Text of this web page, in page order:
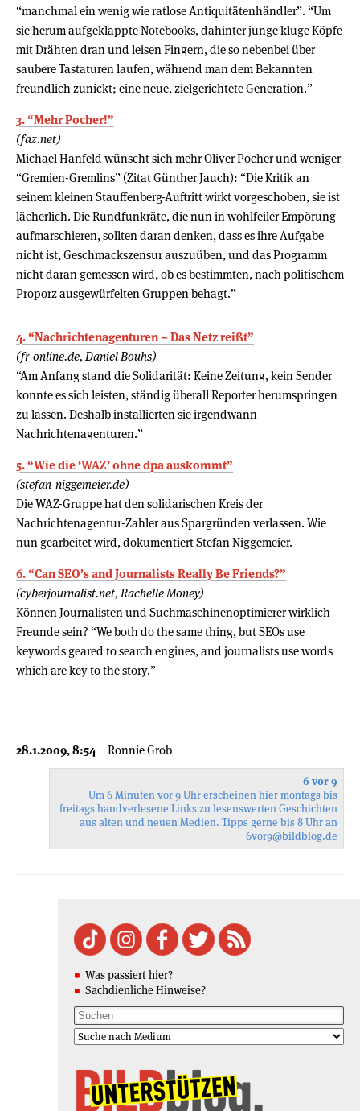
“manchmal ein wenig wie ratlose Antiquitätenhändler”. “Um
sie herum aufgeklappte Notebooks, dahinter junge kluge Köpfe
mit Drähten dran und leisen Fingern, die so nebenbei über
saubere Tastaturen laufen, während man dem Bekannten
freundlich zunickt; eine neue, zielgerichtete Generation.”
3. “Mehr Pocher!”
(faz.net)
Michael Hanfeld wünscht sich mehr Oliver Pocher und weniger
“Gremien-Gremlins” (Zitat Günther Jauch): “Die Kritik an
seinem kleinen Stauffenberg-Auftritt wirkt vorgeschoben, sie ist
lächerlich. Die Rundfunkräte, die nun in wohlfeiler Empörung
aufmarschieren, sollten daran denken, dass es ihre Aufgabe
nicht ist, Geschmackszensur auszuüben, und das Programm
nicht daran gemessen wird, ob es bestimmten, nach politischem
Proporz ausgewürfelten Gruppen behagt.”
4. “Nachrichtenagenturen – Das Netz reißt”
(fr-online.de, Daniel Bouhs)
“Am Anfang stand die Solidarität: Keine Zeitung, kein Sender
konnte es sich leisten, ständig überall Reporter herumspringen
zu lassen. Deshalb installierten sie irgendwann
Nachrichtenagenturen.”
5. “Wie die ‘WAZ’ ohne dpa auskommt”
(stefan-niggemeier.de)
Die WAZ-Gruppe hat den solidarischen Kreis der
Nachrichtenagentur-Zahler aus Spargründen verlassen. Wie
nun gearbeitet wird, dokumentiert Stefan Niggemeier.
6. “Can SEO’s and Journalists Really Be Friends?”
(cyberjournalist.net, Rachelle Money)
Können Journalisten und Suchmaschinenoptimierer wirklich
Freunde sein? “We both do the same thing, but SEOs use
keywords geared to search engines, and journalists use words
which are key to the story.”
28.1.2009, 8:54 Ronnie Grob
6 vor 9
Um 6 Minuten vor 9 Uhr erscheinen hier montags bis
freitags handverlesene Links zu lesenswerten Geschichten
aus alten und neuen Medien. Tipps gerne bis 8 Uhr an
6vor9@bildblog.de
Was passiert hier?
Sachdienliche Hinweise?